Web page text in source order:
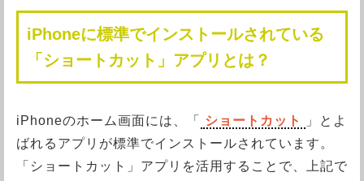
iPhoneに標準でインストールされている
「ショートカット」アプリとは？
iPhoneのホーム画面には、「 ショートカット
」とよ
ばれるアプリが標準でインストールされています。
「ショートカット」アプリを活用することで、上記で